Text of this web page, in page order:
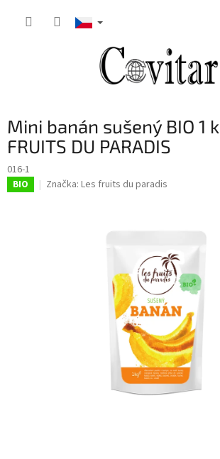
Mini banán sušený BIO 1
FRUITS DU PARADIS
016-1
BIO Značka: Les fruits du paradis